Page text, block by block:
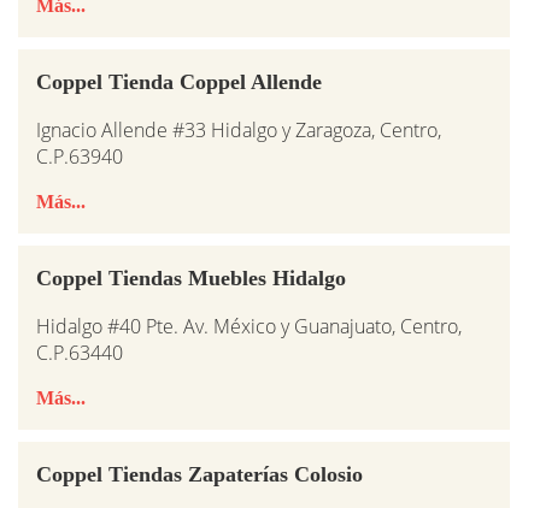
Más...
Coppel Tienda Coppel Allende
Ignacio Allende #33 Hidalgo y Zaragoza, Centro,
C.P.63940
Más...
Coppel Tiendas Muebles Hidalgo
Hidalgo #40 Pte. Av. México y Guanajuato, Centro,
C.P.63440
Más...
Coppel Tiendas Zapaterías Colosio